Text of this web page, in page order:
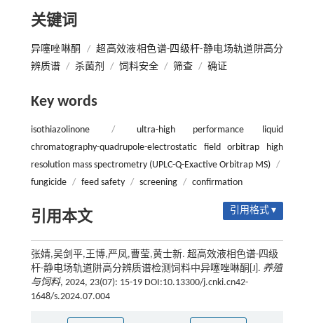
关键词
异噻唑啉酮 / 超高效液相色谱-四级杆-静电场轨道阱高分
辨质谱 / 杀菌剂 / 饲料安全 / 筛查 / 确证
Key words
isothiazolinone /
ultra-high performance liquid
chromatography-quadrupole-electrostatic field orbitrap high
resolution mass spectrometry (UPLC-Q-Exactive Orbitrap MS) /
fungicide / feed safety / screening / confirmation
引用本文 引用格式 ▾
张婧,吴剑平,王博,严凤,曹莹,黄士新. 超高效液相色谱-四级
杆-静电场轨道阱高分辨质谱检测饲料中异噻唑啉酮[J]. 养殖
与饲料, 2024, 23(07): 15-19 DOI:10.13300/j.cnki.cn42-
1648/s.2024.07.004